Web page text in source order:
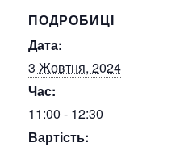
ПОДРОБИЦІ
Дата:
3 Жовтня, 2024
Час:
11:00 - 12:30
Вартість: